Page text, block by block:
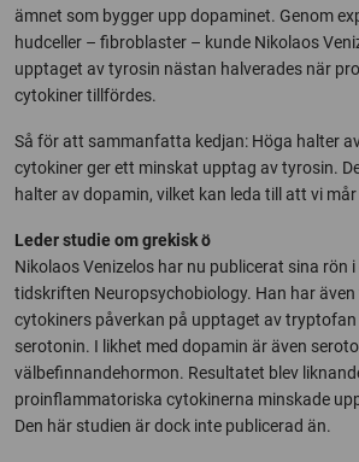
ämnet som bygger upp dopaminet. Genom
hudceller – fibroblaster – kunde Nikolaos
upptaget av tyrosin nästan halverades när
cytokiner tillfördes.
Så för att sammanfatta kedjan: Höga halter
cytokiner ger ett minskat upptag av tyrosin.
halter av dopamin, vilket kan leda till att vi mår
Leder studie om grekisk ö
Nikolaos Venizelos har nu publicerat sina rön
tidskriften Neuropsychobiology. Han har
cytokiners påverkan på upptaget av
serotonin. I likhet med dopamin är även
välbefinnandehormon. Resultatet blev
proinflammatoriska cytokinerna minskade
Den här studien är dock inte publicerad än.